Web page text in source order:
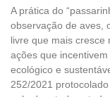
A prática do
observação de aves,
livre que mais cresce
ações que
ecológico e
252/2021